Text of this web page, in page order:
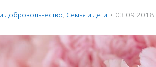
доброволь­чест­во, Семья и дети · 03.09.2018